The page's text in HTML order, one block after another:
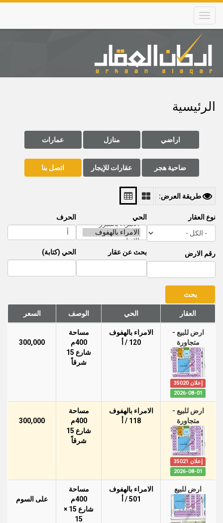
Skip
main
content
Main
navigation
الرئيسية
اراضي منازل عمارات
ضاحية هجر عقارات للإيجار اتصل بنا
طريقة العرض:
نوع العقار
رقم الارض
الحي
بحث عن عقار
الحرف
الحي (كتابة)
العقار الحي الوصف السعر
ارض للبيع -
متجاورة
إعلان 35020
2026-08-01
الامراء بالهفوف
120 / أ
مساحة
400م
شارع 15
شرقاً
300,000
ارض للبيع -
متجاورة
إعلان 35021
2026-08-01
الامراء بالهفوف
118 / أ
مساحة
400م
شارع 15
شرقاً
300,000
ارض للبيع
الامراء بالهفوف
501 / أ
مساحة
400م
شارع 15 ×
15
على السوم